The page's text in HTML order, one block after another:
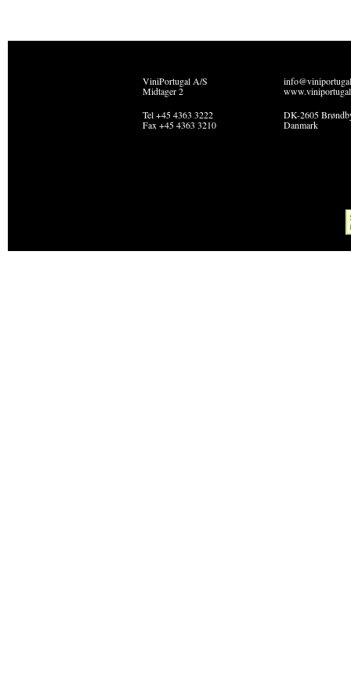
ViniPortugal A/S
Midtager 2
Tel +45 4363 3222
Fax +45 4363 3210
DK-2605
Danmark